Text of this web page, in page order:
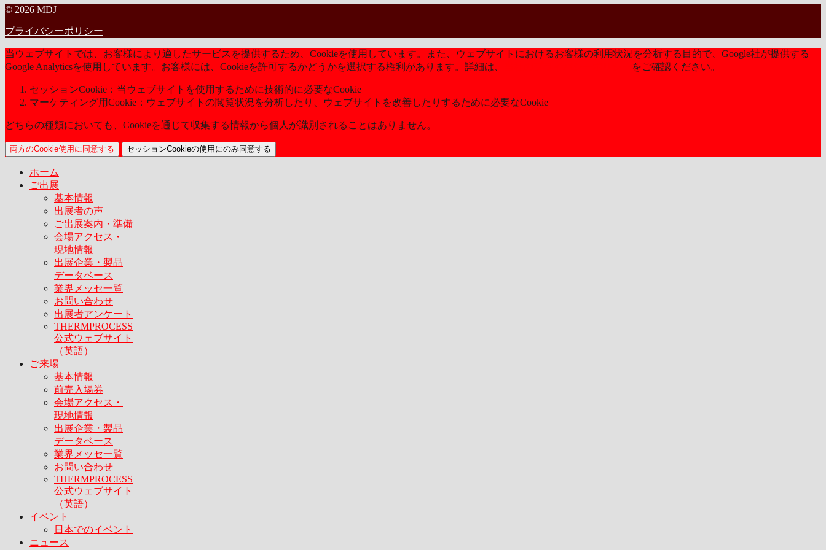
© 2026 MDJ
プライバシーポリシー
当ウェブサイトでは、お客様により適したサービスを提供するため、Cookieを使用しています。また、ウェブサイトにおけるお客様の利用状況を分析する目的で、Google社が提供する
Google Analyticsを使用しています。お客様には、Cookieを許可するかどうかを選択する権利があります。詳細は、
をご確認ください。
セッションCookie：当ウェブサイトを使用するために技術的に必要なCookie
マーケティング用Cookie：ウェブサイトの閲覧状況を分析したり、ウェブサイトを改善したりするために必要なCookie
どちらの種類においても、Cookieを通じて収集する情報から個人が識別されることはありません。
両方のCookie使用に同意する セッションCookieの使用にのみ同意する
ホーム
ご出展
基本情報
出展者の声
ご出展案内・準備
会場アクセス・
現地情報
出展企業・製品
データベース
業界メッセ一覧
お問い合わせ
出展者アンケート
THERMPROCESS
公式ウェブサイト
（英語）
ご来場
基本情報
前売入場券
会場アクセス・
現地情報
出展企業・製品
データベース
業界メッセ一覧
お問い合わせ
THERMPROCESS
公式ウェブサイト
（英語）
イベント
日本でのイベント
ニュース